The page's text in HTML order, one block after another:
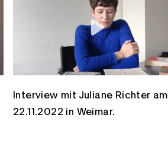
Interview mit Juliane Richter am
22.11.2022 in Weimar.